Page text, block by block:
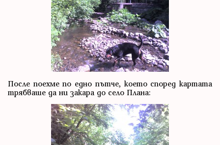
После поехме по едно пътче, което според картата
трябваше да ни закара до село Плана: